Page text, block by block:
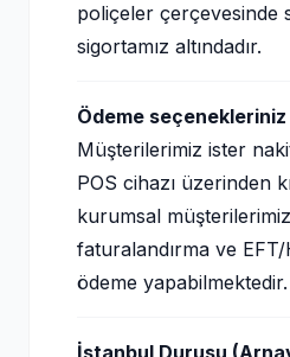
poliçeler çerçevesinde
sigortamız altındadır.
Ödeme
Müşterilerimiz ister
POS cihazı üzerinden
kurumsal
faturalandırma ve
ödeme yapabilmektedir.
İstanbul Durusu